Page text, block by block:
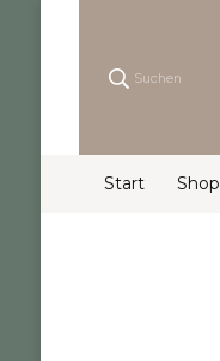
Suchen
Start Shop